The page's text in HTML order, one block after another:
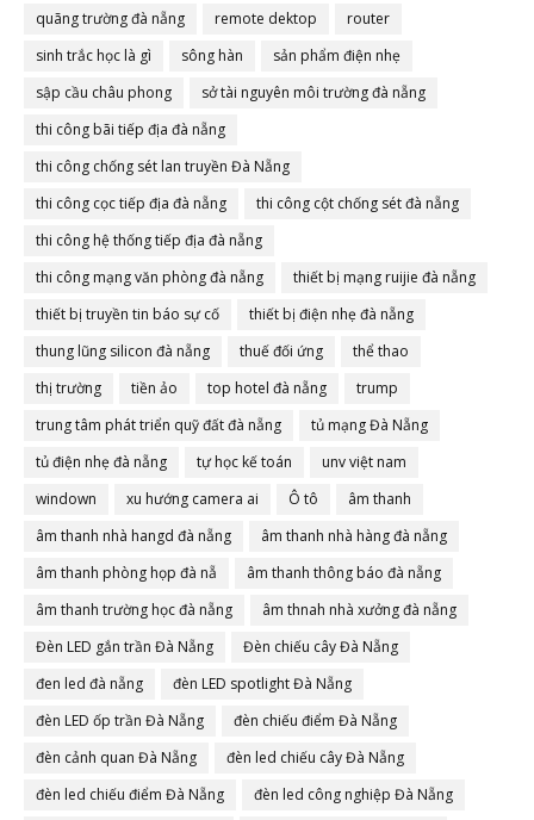
quãng trường đà nẵng
remote dektop
router
sinh trắc học là gì
sông hàn
sản phẩm điện nhẹ
sập cầu châu phong
sở tài nguyên môi trường đà nẵng
thi công bãi tiếp địa đà nẵng
thi công chống sét lan truyền Đà Nẵng
thi công cọc tiếp địa đà nẵng
thi công cột chống sét đà nẵng
thi công hệ thống tiếp địa đà nẵng
thi công mạng văn phòng đà nẵng
thiết bị mạng ruijie đà nẵng
thiết bị truyền tin báo sự cố
thiết bị điện nhẹ đà nẵng
thung lũng silicon đà nẵng
thuế đối ứng
thể thao
thị trường
tiền ảo top hotel đà nẵng
trump
trung tâm phát triển quỹ đất đà nẵng
tủ mạng Đà Nẵng
tủ điện nhẹ đà nẵng
tự học kế toán
unv việt nam
windown
xu hướng camera ai Ô tô
âm thanh
âm thanh nhà hangd đà nẵng
âm thanh nhà hàng đà nẵng
âm thanh phòng họp đà nẵ
âm thanh thông báo đà nẵng
âm thanh trường học đà nẵng
âm thnah nhà xưởng đà nẵng
Đèn LED gắn trần Đà Nẵng
Đèn chiếu cây Đà Nẵng
đen led đà nẵng
đèn LED spotlight Đà Nẵng
đèn LED ốp trần Đà Nẵng
đèn chiếu điểm Đà Nẵng
đèn cảnh quan Đà Nẵng
đèn led chiếu cây Đà Nẵng
đèn led chiếu điểm Đà Nẵng
đèn led công nghiệp Đà Nẵng